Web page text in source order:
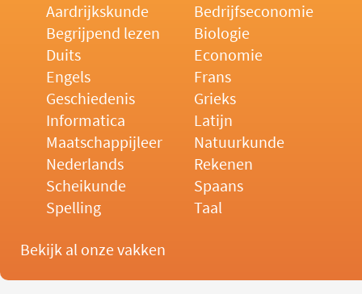
Aardrijkskunde
Bedrijfseconomie
Begrijpend lezen
Biologie
Duits
Economie
Engels
Frans
Geschiedenis
Grieks
Informatica
Latijn
Maatschappijleer
Natuurkunde
Nederlands
Rekenen
Scheikunde
Spaans
Spelling
Taal
Bekijk al onze vakken